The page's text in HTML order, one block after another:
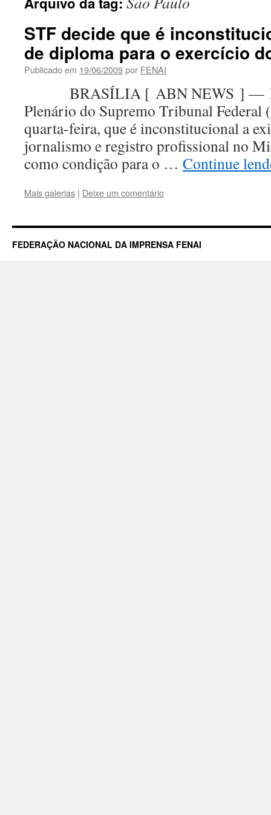
STF decide que é
de diploma para o exercício
Publicado em 19/06/2009por FENAI
BRASÍLIA [ ABN NEWS ] —
Plenário do Supremo Tribunal Federal
quarta-feira, que é inconstitucional a
jornalismo e registro profissional no
como condição para o … Continue
Mais galerias | Deixe um comentário
FEDERAÇÃO NACIONAL DA IMPRENSA FENAI